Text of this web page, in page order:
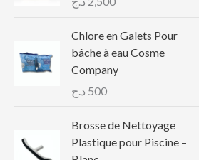
Chlore en Galets Pour
bâche à eau Cosme
Company
500 د.ج
Brosse de Nettoyage
Plastique pour Piscine –